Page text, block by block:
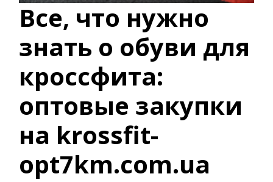
Все, что нужно
знать о обуви для
кроссфита:
оптовые закупки
на krossfit-
opt7km.com.ua